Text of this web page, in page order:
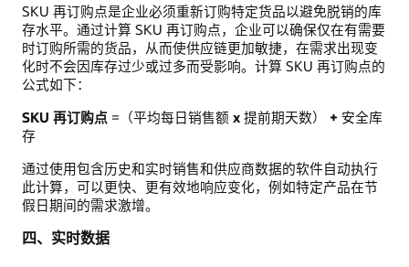
SKU 再订购点是企业必须重新订购特定货品以避免脱销的库
存水平。通过计算 SKU 再订购点，企业可以确保仅在有需要
时订购所需的货品，从而使供应链更加敏捷，在需求出现变
化时不会因库存过少或过多而受影响。计算 SKU 再订购点的
公式如下：
SKU 再订购点 =（平均每日销售额 x 提前期天数） + 安全库
存
通过使用包含历史和实时销售和供应商数据的软件自动执行
此计算，可以更快、更有效地响应变化，例如特定产品在节
假日期间的需求激增。
四、实时数据